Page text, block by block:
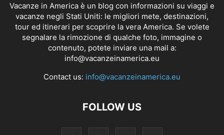
Vacanze in America è un blog con informazioni su viaggi e
vacanze negli Stati Uniti: le migliori mete, destinazioni,
tour ed itinerari per scoprire la vera America. Se volete
segnalare la rimozione di qualche foto, immagine o
contenuto, potete inviare una mail a:
info@vacanzeinamerica.eu
Contact us: info@vacanzeinamerica.eu
FOLLOW US